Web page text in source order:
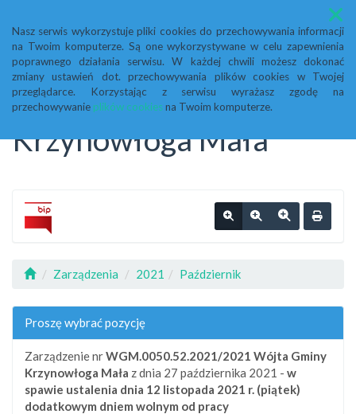
Nasz serwis wykorzystuje pliki cookies do przechowywania informacji
na Twoim komputerze. Są one wykorzystywane w celu zapewnienia
poprawnego działania serwisu. W każdej chwili możesz dokonać
zmiany ustawień dot. przechowywania plików cookies w Twojej
przeglądarce. Korzystając z serwisu wyrażasz zgodę na
przechowywanie plików cookiesna Twoim komputerze.
Menu
Biuletyn Informacji
Publicznej Urząd Gminy
Krzynowłoga Mała
Zarządzenia 2021 Październik
Proszę wybrać pozycję
Zarządzenie nrWGM.0050.52.2021/2021 Wójta Gminy
Krzynowłoga Mała z dnia 27 października 2021 - w
spawie ustalenia dnia 12 listopada 2021 r. (piątek)
dodatkowym dniem wolnym od pracy